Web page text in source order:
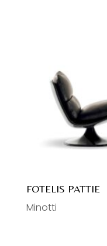
FOTELIS PATTIE
Minotti